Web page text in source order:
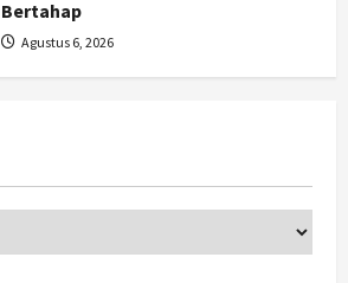
Cagar Budaya RSUD Soewondo Jadi
Sorotan, Hasil Kajian Tim Provinsi
Mulai Rp75 Ribu untuk Sekolah
Rakyat